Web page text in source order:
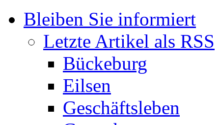
Bleiben Sie informiert
Letzte Artikel als RSS
Bückeburg
Eilsen
Geschäftsleben